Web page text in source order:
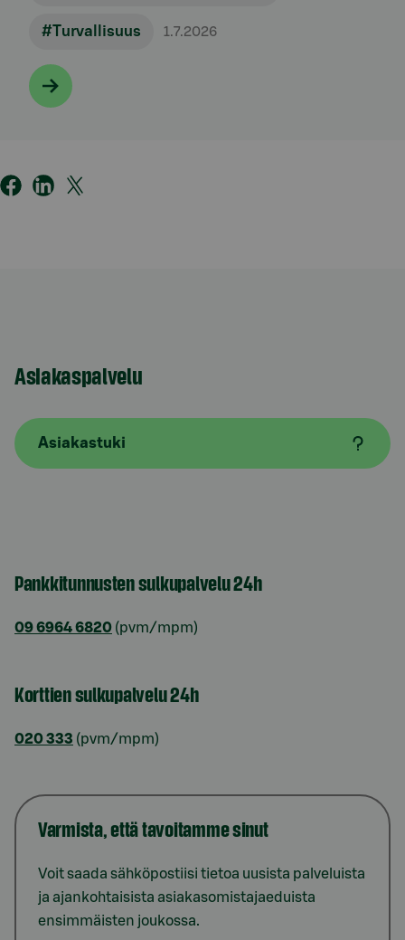
#Turvallisuus 1.7.2026
Asiakaspalvelu
Asiakastuki
Pankkitunnusten sulkupalvelu 24h
09 6964 6820 (pvm/mpm)
Korttien sulkupalvelu 24h
020 333 (pvm/mpm)
Varmista, että tavoitamme sinut
Voit saada sähköpostiisi tietoa uusista palveluista
ja ajankohtaisista asiakasomistajaeduista
ensimmäisten joukossa.